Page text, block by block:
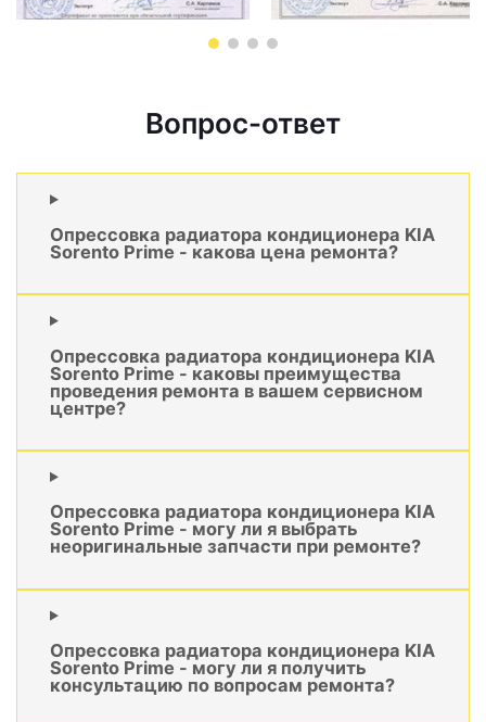
Вопрос-ответ
Опрессовка радиатора кондиционера KIA
Sorento Prime - какова цена ремонта?
Опрессовка радиатора кондиционера KIA
Sorento Prime - каковы преимущества
проведения ремонта в вашем сервисном
центре?
Опрессовка радиатора кондиционера KIA
Sorento Prime - могу ли я выбрать
неоригинальные запчасти при ремонте?
Опрессовка радиатора кондиционера KIA
Sorento Prime - могу ли я получить
консультацию по вопросам ремонта?